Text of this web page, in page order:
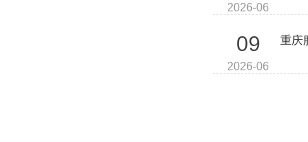
2026-06
09
2026-06
重庆